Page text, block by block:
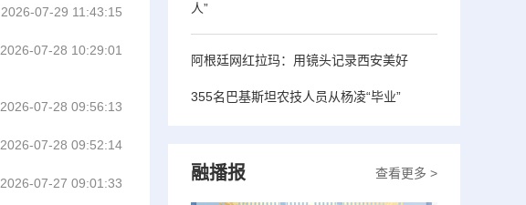
2026-07-29 11:43:15
2026-07-28 10:29:01
2026-07-28 09:56:13
2026-07-28 09:52:14
2026-07-27 09:01:33
人”
阿根廷网红拉玛：用镜头记录西安美好
355名巴基斯坦农技人员从杨凌“毕业”
查看更多 >
融播报